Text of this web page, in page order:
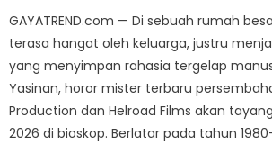
GAYATREND.com — Di sebuah rumah
terasa hangat oleh keluarga, justru
yang menyimpan rahasia tergelap
Yasinan, horor mister terbaru
Production dan Helroad Films akan
2026 di bioskop. Berlatar pada tahun